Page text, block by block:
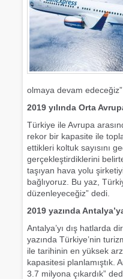
olmaya devam edeceğiz”
2019 yılında Orta
Türkiye ile Avrupa
rekor bir kapasite ile
ettikleri koltuk sayısını
gerçekleştirdiklerini
taşıyan hava yolu
bağlıyoruz. Bu yaz,
düzenleyeceğiz” dedi.
2019 yazında
Antalya’yı dış hatlarda
yazında Türkiye’nin
ile tarihinin en yüksek
kapasitesi planlamıştık.
3.7 milyona çıkardık”